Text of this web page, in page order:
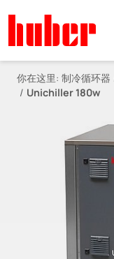
你在这里: 制冷循环器
Unichiller 180w